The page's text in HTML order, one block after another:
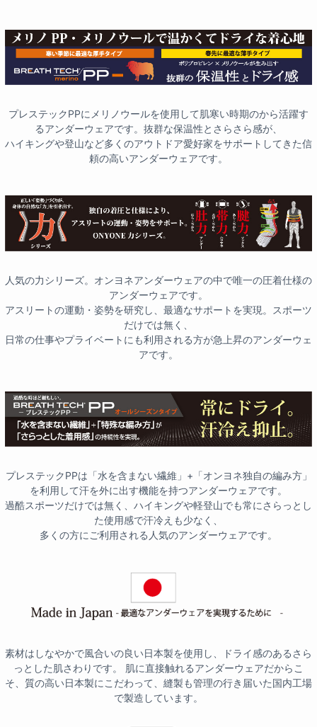
プレステックPPにメリノウールを使用して肌寒い時期のから活躍す
るアンダーウェアです。抜群な保温性とさらさら感が、
ハイキングや登山など多くのアウトドア愛好家をサポートしてきた信
頼の高いアンダーウェアです。
人気の力シリーズ。オンヨネアンダーウェアの中で唯一の圧着仕様の
アンダーウェアです。
アスリートの運動・姿勢を研究し、最適なサポートを実現。スポーツ
だけでは無く、
日常の仕事やプライベートにも利用される方が急上昇のアンダーウェ
アです。
プレステックPPは「水を含まない繊維」+「オンヨネ独自の編み方」
を利用して汗を外に出す機能を持つアンダーウェアです。
過酷スポーツだけでは無く、ハイキングや軽登山でも常にさらっとし
た使用感で汗冷えも少なく、
多くの方にご利用される人気のアンダーウェアです。
素材はしなやかで風合いの良い日本製を使用し、ドライ感のあるさら
っとした肌さわりです。 肌に直接触れるアンダーウェアだからこ
そ、質の高い日本製にこだわって、縫製も管理の行き届いた国内工場
で製造しています。